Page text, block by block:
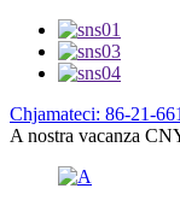
Chjamateci: 86-21-
A nostra vacanza